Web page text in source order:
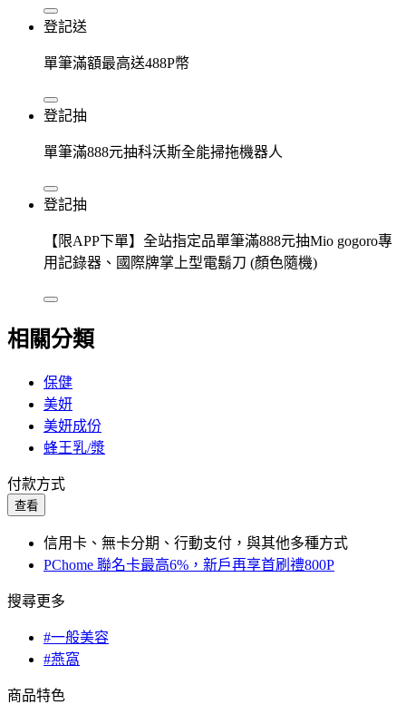
登記送
單筆滿額最高送488P幣
登記抽
單筆滿888元抽科沃斯全能掃拖機器人
登記抽
【限APP下單】全站指定品單筆滿888元抽Mio gogoro專
用記錄器、國際牌掌上型電鬍刀 (顏色隨機)
相關分類
保健
美妍
美妍成份
蜂王乳/漿
付款方式
查看
信用卡、無卡分期、行動支付，與其他多種方式
PChome 聯名卡最高6%，新戶再享首刷禮800P
搜尋更多
#一般美容
#燕窩
商品特色